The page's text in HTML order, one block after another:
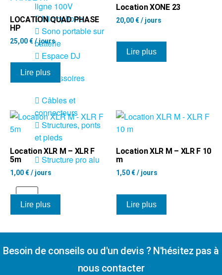
ligne 100V
Microphone
Sono portable sur
batterie
Espace DJ
Accessoires
Câbles et
connecteurs
Structures, ponts
et pieds
Structure pro alu
X
LOCATION QUAD PHASE
HP
25,00 €/ jours
Lire plus
Location XONE 23
20,00 €/ jours
Lire plus
Location XLR M – XLR F
5m
1,00 €/ jours
Lire plus
Location XLR M – XLR F 10
m
1,50 €/ jours
Lire plus
Besoin de conseils ou d'un devis ? N'hésitez pas à
nous contacter